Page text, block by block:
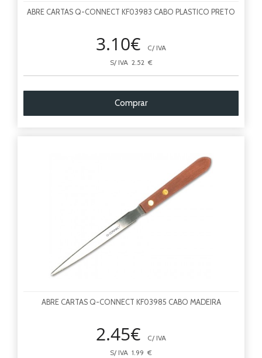
ABRE CARTAS Q-CONNECT KF03983 CABO PLASTICO PRETO
3.10€
C/ IVA
S/ IVA 2.52 €
Comprar
ABRE CARTAS Q-CONNECT KF03985 CABO MADEIRA
2.45€
C/ IVA
S/ IVA 1.99 €